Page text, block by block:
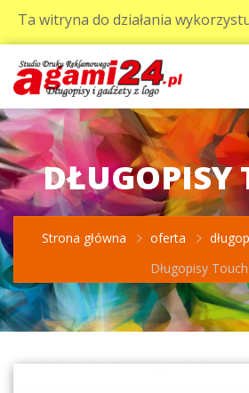
Ta witryna do działania
DŁUGOPISY
Strona główna oferta
Długopisy Touch